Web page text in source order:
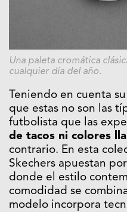
Una paleta cromática
cualquier día del año.
Teniendo en cuenta
que estas no son las
futbolista que las
de tacos ni colores
contrario. En esta
Skechers apuestan
donde el estilo
comodidad se
modelo incorpora